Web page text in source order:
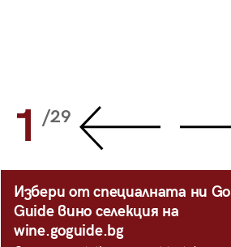
1 /29
Избери от специалната ни Go
Guide вино селекция на
wine.goguide.bg